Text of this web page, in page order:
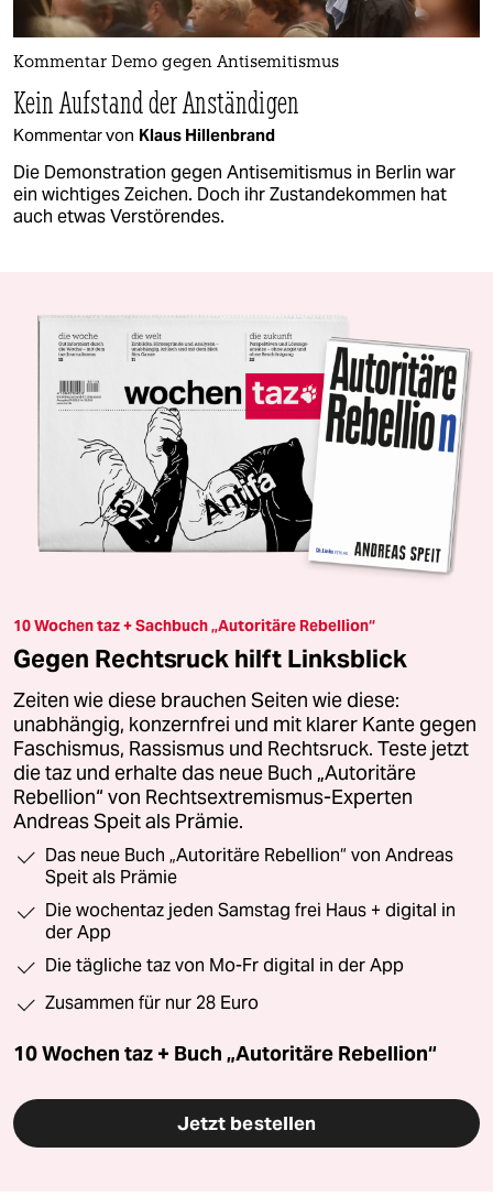
Kommentar Demo gegen Antisemitismus
Kein Aufstand der Anständigen
Kommentar von Klaus Hillenbrand
Die Demonstration gegen Antisemitismus in Berlin war
ein wichtiges Zeichen. Doch ihr Zustandekommen hat
auch etwas Verstörendes.
10 Wochen taz + Sachbuch „Autoritäre Rebellion“
Gegen Rechtsruck hilft Linksblick
Zeiten wie diese brauchen Seiten wie diese:
unabhängig, konzernfrei und mit klarer Kante gegen
Faschismus, Rassismus und Rechtsruck. Teste jetzt
die taz und erhalte das neue Buch „Autoritäre
Rebellion“ von Rechtsextremismus-Experten
Andreas Speit als Prämie.
Das neue Buch „Autoritäre Rebellion“ von Andreas
Speit als Prämie
Die wochentaz jeden Samstag frei Haus + digital in
der App
Die tägliche taz von Mo-Fr digital in der App
Zusammen für nur 28 Euro
10 Wochen taz + Buch „Autoritäre Rebellion“
Jetzt bestellen